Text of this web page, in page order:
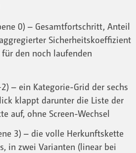
0) – Gesamtfortschritt, Anteil
Sicherheitskoeffizient
den noch laufenden
– ein Kategorie-Grid der sechs
klappt darunter die Liste der
auf, ohne Screen-Wechsel
3) – die volle Herkunftskette
in zwei Varianten (linear bei